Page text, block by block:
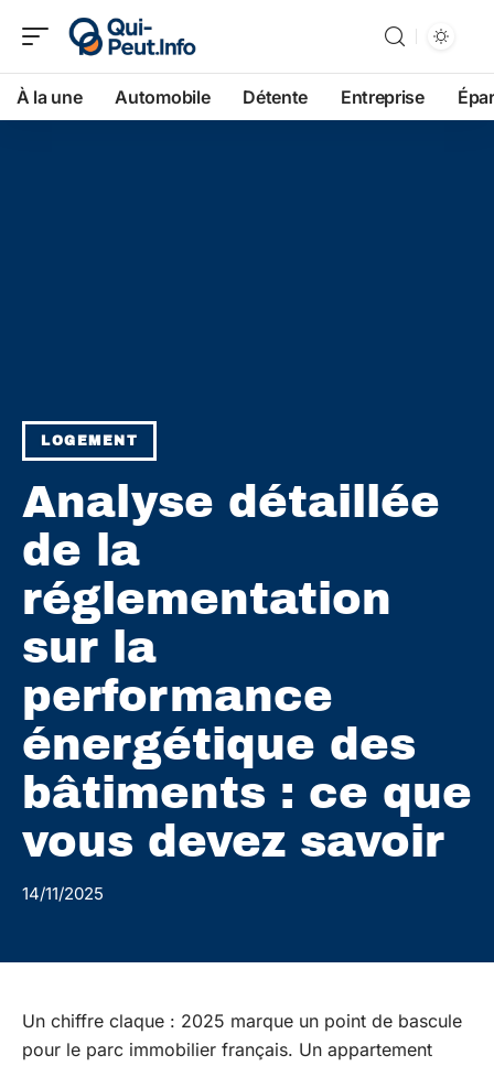
À la une Automobile Détente Entreprise
LOGEMENT
Analyse détaillée
de la
réglementation
sur la
performance
énergétique des
bâtiments : ce que
vous devez savoir
14/11/2025
Un chiffre claque : 2025 marque un point de bascule
pour le parc immobilier français. Un appartement